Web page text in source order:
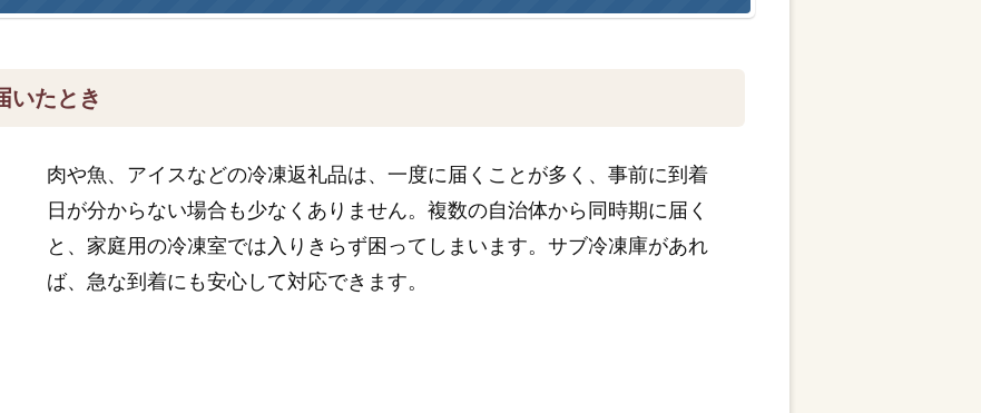
いたとき
肉や魚、アイスなどの冷凍返礼品は、一度に届くことが多く、事前に到着
日が分からない場合も少なくありません。複数の自治体から同時期に届く
と、家庭用の冷凍室では入りきらず困ってしまいます。サブ冷凍庫があれ
ば、急な到着にも安心して対応できます。